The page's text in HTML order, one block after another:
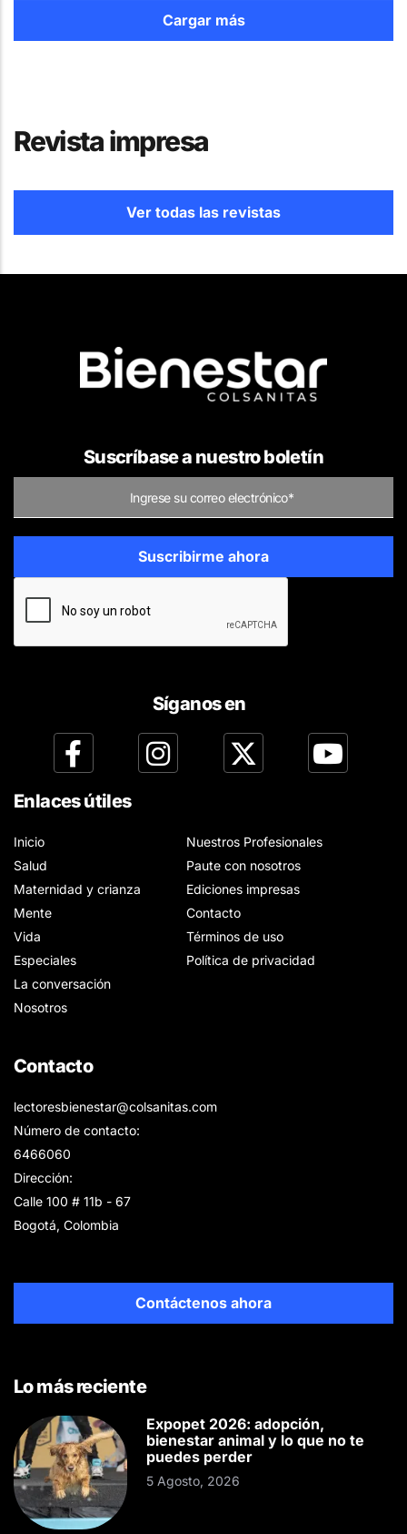
Cargar más
Revista impresa
Ver todas las revistas
Suscríbase a nuestro boletín
Síganos en
Enlaces útiles
Inicio
Salud
Maternidad y crianza
Mente
Vida
Especiales
La conversación
Nosotros
Nuestros Profesionales
Paute con nosotros
Ediciones impresas
Contacto
Términos de uso
Política de privacidad
Contacto
lectoresbienestar@colsanitas.com
Número de contacto:
6466060
Dirección:
Calle 100 # 11b - 67
Bogotá, Colombia
Contáctenos ahora
Lo más reciente
Expopet 2026: adopción,
bienestar animal y lo que no te
puedes perder
5 Agosto, 2026